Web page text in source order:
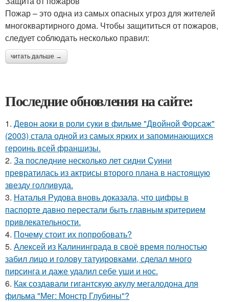
Пожар – это одна из самых опасных угроз для жителей
многоквартирного дома. Чтобы защититься от пожаров,
следует соблюдать несколько правил:
читать дальше →
Последние обновления на сайте:
1. Девон аоки в роли суки в фильме "Двойной Форсаж"
(2003) стала одной из самых ярких и запоминающихся
героинь всей франшизы.
2. За последние несколько лет сидни Суини
превратилась из актрисы второго плана в настоящую
звезду голливуда.
3. Наталья Рудова вновь доказала, что цифры в
паспорте давно перестали быть главным критерием
привлекательности.
4. Почему стоит их попробовать?
5. Алексей из Калининграда в своё время полностью
забил лицо и голову татуировками, сделал много
пирсинга и даже удалил себе уши и нос.
6. Как создавали гигантскую акулу мегалодона для
фильма "Мег: Монстр Глубины"?